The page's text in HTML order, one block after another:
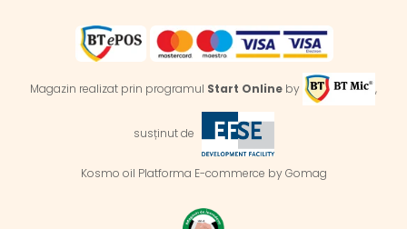
Magazin realizat prin programul Start Online by ,
susținut de
Kosmo oil Platforma E-commerce by Gomag